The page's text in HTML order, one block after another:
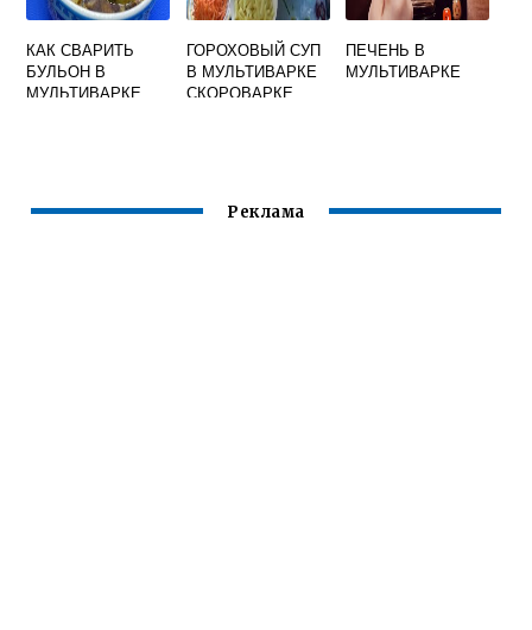
КАК СВАРИТЬ
БУЛЬОН В
МУЛЬТИВАРКЕ
ГОРОХОВЫЙ СУП
В МУЛЬТИВАРКЕ
СКОРОВАРКЕ
ПЕЧЕНЬ В
МУЛЬТИВАРКЕ
Реклама